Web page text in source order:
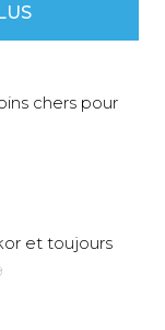
chers pour
et toujours